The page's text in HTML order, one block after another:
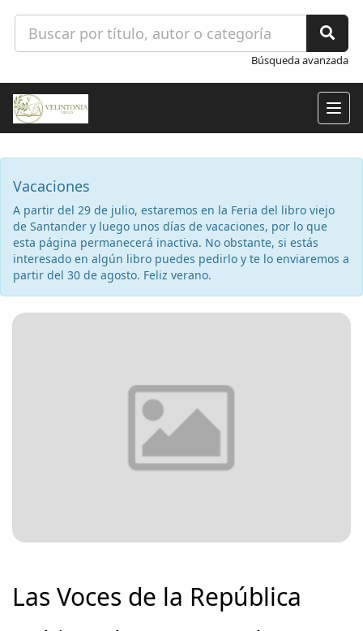
Búsqueda avanzada
Vacaciones
A partir del 29 de julio, estaremos en la Feria del libro viejo
de Santander y luego unos días de vacaciones, por lo que
esta página permanecerá inactiva. No obstante, si estás
interesado en algún libro puedes pedirlo y te lo enviaremos a
partir del 30 de agosto. Feliz verano.
Las Voces de la República